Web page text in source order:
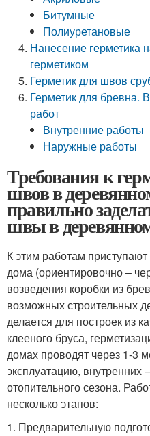
Битумные
Полиуретановые
Нанесение герметика
герметиком
Герметик для швов
Герметик для бревна.
работ
Внутренние работы
Наружные работы
Требования к
швов в
правильно
швы в
К этим работам
дома (ориентировочно –
возведения коробки из
возможных строительных
делается для построек из
клееного бруса,
домах проводят через 1-3
эксплуатацию, внутренних
отопительного сезона.
несколько этапов:
1. Предварительную